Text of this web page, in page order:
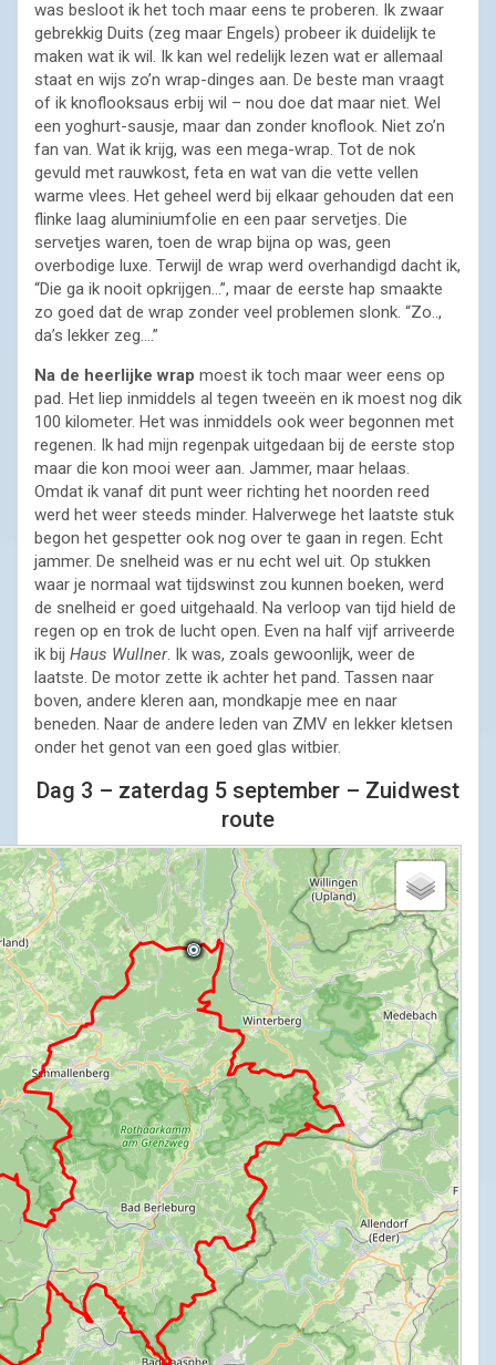
was besloot ik het toch maar eens te proberen. Ik zwaar
gebrekkig Duits (zeg maar Engels) probeer ik duidelijk te
maken wat ik wil. Ik kan wel redelijk lezen wat er allemaal
staat en wijs zo’n wrap-dinges aan. De beste man vraagt
of ik knoflooksaus erbij wil – nou doe dat maar niet. Wel
een yoghurt-sausje, maar dan zonder knoflook. Niet zo’n
fan van. Wat ik krijg, was een mega-wrap. Tot de nok
gevuld met rauwkost, feta en wat van die vette vellen
warme vlees. Het geheel werd bij elkaar gehouden dat een
flinke laag aluminiumfolie en een paar servetjes. Die
servetjes waren, toen de wrap bijna op was, geen
overbodige luxe. Terwijl de wrap werd overhandigd dacht ik,
“Die ga ik nooit opkrijgen…”, maar de eerste hap smaakte
zo goed dat de wrap zonder veel problemen slonk. “Zo..,
da’s lekker zeg….”
Na de heerlijke wrap moest ik toch maar weer eens op
pad. Het liep inmiddels al tegen tweeën en ik moest nog dik
100 kilometer. Het was inmiddels ook weer begonnen met
regenen. Ik had mijn regenpak uitgedaan bij de eerste stop
maar die kon mooi weer aan. Jammer, maar helaas.
Omdat ik vanaf dit punt weer richting het noorden reed
werd het weer steeds minder. Halverwege het laatste stuk
begon het gespetter ook nog over te gaan in regen. Echt
jammer. De snelheid was er nu echt wel uit. Op stukken
waar je normaal wat tijdswinst zou kunnen boeken, werd
de snelheid er goed uitgehaald. Na verloop van tijd hield de
regen op en trok de lucht open. Even na half vijf arriveerde
ik bij Haus Wullner. Ik was, zoals gewoonlijk, weer de
laatste. De motor zette ik achter het pand. Tassen naar
boven, andere kleren aan, mondkapje mee en naar
beneden. Naar de andere leden van ZMV en lekker kletsen
onder het genot van een goed glas witbier.
Dag 3 – zaterdag 5 september – Zuidwest
route